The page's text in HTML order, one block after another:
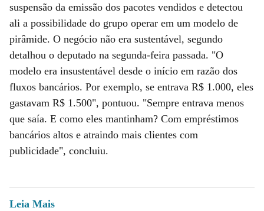
suspensão da emissão dos pacotes vendidos e detectou
ali a possibilidade do grupo operar em um modelo de
pirâmide. O negócio não era sustentável, segundo
detalhou o deputado na segunda-feira passada. "O
modelo era insustentável desde o início em razão dos
fluxos bancários. Por exemplo, se entrava R$ 1.000, eles
gastavam R$ 1.500", pontuou. "Sempre entrava menos
que saía. E como eles mantinham? Com empréstimos
bancários altos e atraindo mais clientes com
publicidade", concluiu.
Leia Mais